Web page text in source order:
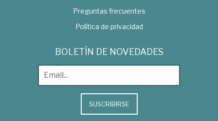
Preguntas frecuentes
Política de privacidad
BOLETÍN DE NOVEDADES
SUSCRIBIRSE